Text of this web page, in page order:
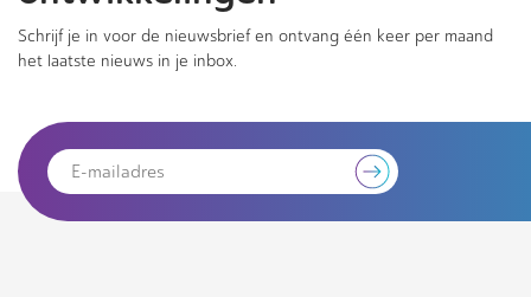
Schrijf je in voor de nieuwsbrief en ontvang één keer per maand
het laatste nieuws in je inbox.